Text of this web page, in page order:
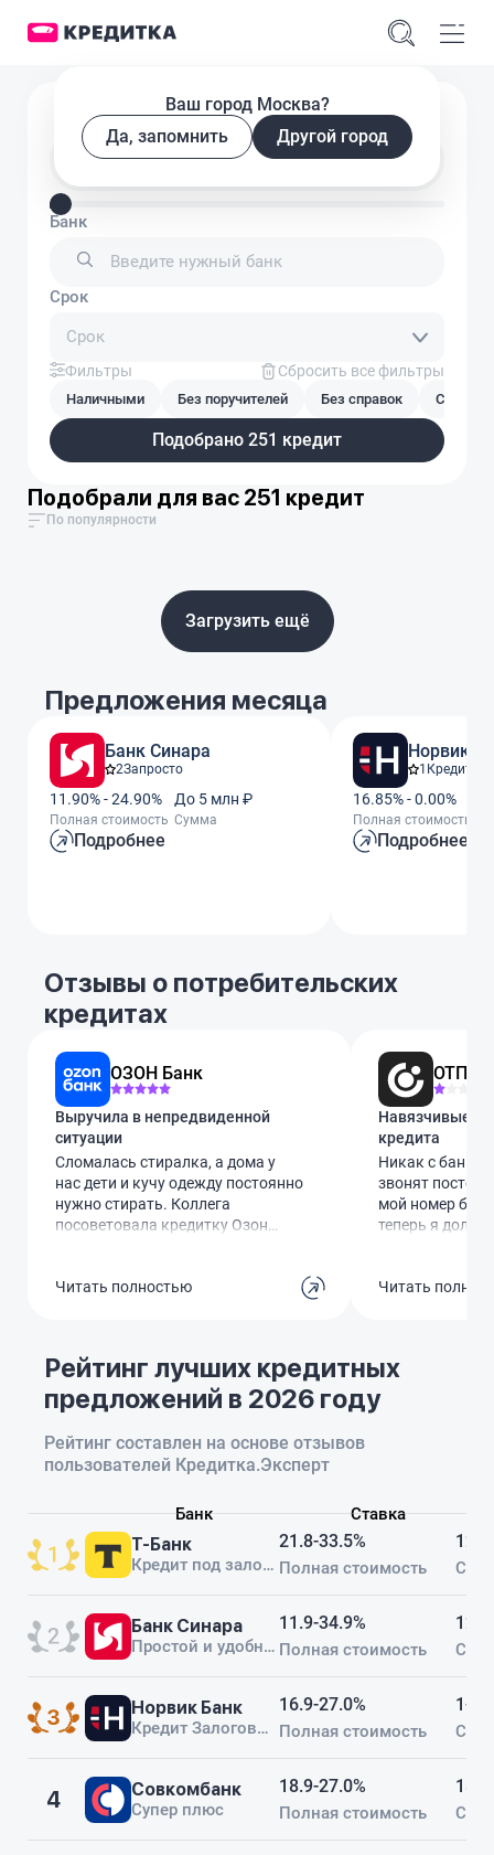
Ваш город Москва?
Да, запомнить
Другой город
Подобрать кредит
Введите сумму кредита
Банк
Срок
Срок
Фильтры Сбросить все фильтры
Наличными Без поручителей Без справок С
Подобрано 251 кредит
Подобрали для вас 251 кредит
По популярности
Загрузить ещё
Предложения месяца
Банк Синара
2Запросто
11.90% - 24.90%
Полная стоимость
До 5 млн ₽
Сумма
Подробнее
Норвик
1 Кредит
16.85% - 0.00%
Полная стоимость
Подробнее
Отзывы о потребительских
кредитах
ОЗОН Банк
Выручила в непредвиденной
ситуации
Сломалась стиралка, а дома у
нас дети и кучу одежду постоянно
нужно стирать. Коллега
посоветовала кредитку Озон
60 тысяч. Виртуальной картой
эти деньги за те самые 78 дней
без процентов. Сейчас как раз
эту сумму и гашу, чтобы не
переплачивать ни копейки.
Читать полностью
ОТП
Навязчивые
кредита
Никак с
звонят
мой номер без
теперь я
бесполезно. С
Сделайте что-
пожалуйста!
Читать
Рейтинг лучших кредитных
предложений в 2026 году
Рейтинг составлен на основе отзывов
пользователей Кредитка.Эксперт
Банк Ставка
Т-Банк
Кредит под залог недвижимости
21.8-33.5%
Полная стоимость
12-
Срок
Банк Синара
Простой и удобный кредит
11.9-34.9%
Полная стоимость
12-
Срок
Норвик Банк
Кредит Залоговый+
16.9-27.0%
Полная стоимость
1-
Срок
4 Совкомбанк
Супер плюс
18.9-27.0%
Полная стоимость
18-
Срок